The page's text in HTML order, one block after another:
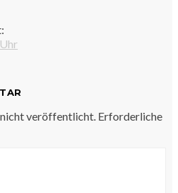
veröffentlicht. Erforderliche